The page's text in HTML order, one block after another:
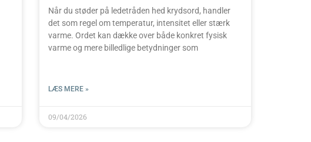
Når du støder på ledetråden hed krydsord, handler
det som regel om temperatur, intensitet eller stærk
varme. Ordet kan dække over både konkret fysisk
varme og mere billedlige betydninger som
LÆS MERE »
09/04/2026